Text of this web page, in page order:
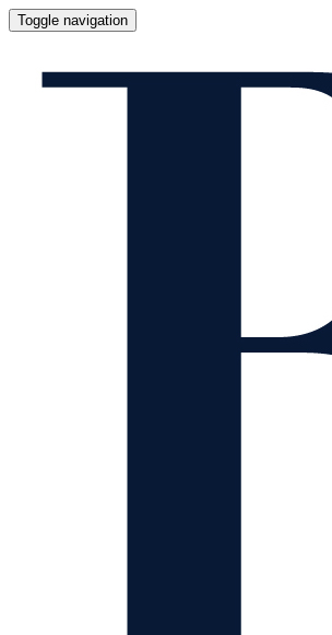
Toggle navigation